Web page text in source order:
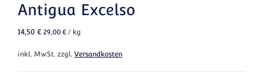
Antigua Excelso
14,50 € 29,00 € / kg
inkl. MwSt. zzgl. Versandkosten